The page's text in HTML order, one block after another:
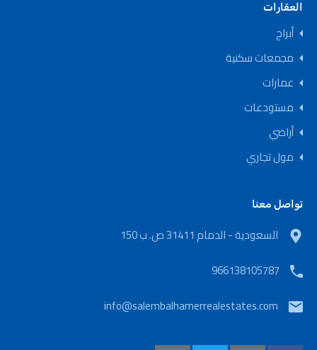
العقارات
أبراج
مجمعات سكنية
عمارات
مستودعات
أراضي
مول تجاري
تواصل معنا
السعودية - الدمام 31411 ص. ب 150
966138105787
info@salembalhamerrealestates.com